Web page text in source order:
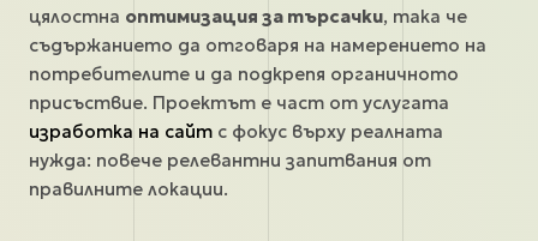
цялостна оптимизация за търсачки, така че
съдържанието да отговаря на намерението на
потребителите и да подкрепя органичното
присъствие. Проектът е част от услугата
изработка на сайт с фокус върху реалната
нужда: повече релевантни запитвания от
правилните локации.